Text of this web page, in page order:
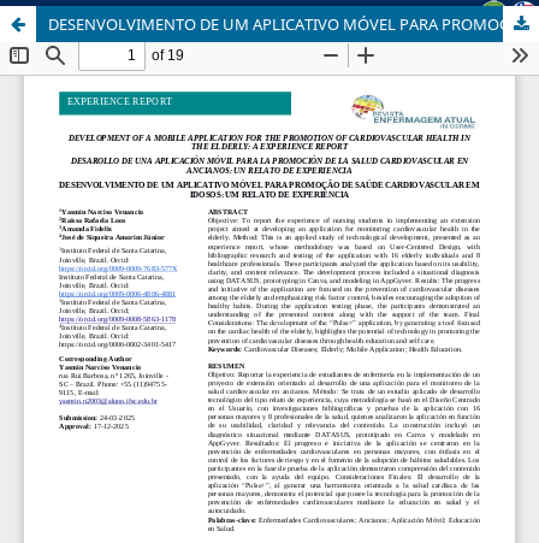
DESENVOLVIMENTO DE UM APLICATIVO MÓVEL PARA PROMOÇÃO DE SAÚDE CARDIOVASCULAR EM IDOSOS: RELATO DE EXPERIÊNCIA